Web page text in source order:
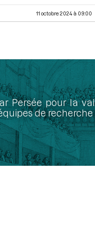
11 octobre 2024 à 09:00
Persée pour la
de